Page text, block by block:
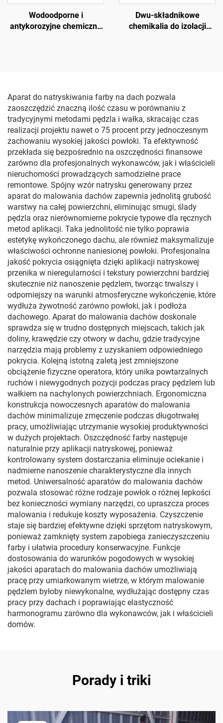
Wodoodporne i
antykorozyjne chemiczne
Dwu-składnikowe
chemikalia do izolacji
Aparat do natryskiwania farby na dach pozwala
zaoszczędzić znaczną ilość czasu w porównaniu z
tradycyjnymi metodami pędzla i wałka, skracając czas
realizacji projektu nawet o 75 procent przy jednoczesnym
zachowaniu wysokiej jakości powłoki. Ta efektywność
przekłada się bezpośrednio na oszczędności finansowe
zarówno dla profesjonalnych wykonawców, jak i właścicieli
nieruchomości prowadzących samodzielne prace
remontowe. Spójny wzór natrysku generowany przez
aparat do malowania dachów zapewnia jednolitą grubość
warstwy na całej powierzchni, eliminując smugi, ślady
pędzla oraz nierównomierne pokrycie typowe dla ręcznych
metod aplikacji. Taka jednolitość nie tylko poprawia
estetykę wykończonego dachu, ale również maksymalizuje
właściwości ochronne naniesionej powłoki. Profesjonalna
jakość pokrycia osiągnięta dzięki aplikacji natryskowej
przenika w nieregularności i tekstury powierzchni bardziej
skutecznie niż nanoszenie pędzlem, tworząc trwalszy i
odporniejszy na warunki atmosferyczne wykończenie, które
wydłuża żywotność zarówno powłoki, jak i podłoża
dachowego. Aparat do malowania dachów doskonale
sprawdza się w trudno dostępnych miejscach, takich jak
doliny, krawędzie czy otwory w dachu, gdzie tradycyjne
narzędzia mają problemy z uzyskaniem odpowiedniego
pokrycia. Kolejną istotną zaletą jest zmniejszone
obciążenie fizyczne operatora, który unika powtarzalnych
ruchów i niewygodnych pozycji podczas pracy pędzlem lub
wałkiem na nachylonych powierzchniach. Ergonomiczna
konstrukcja nowoczesnych aparatów do malowania
dachów minimalizuje zmęczenie podczas długotrwałej
pracy, umożliwiając utrzymanie wysokiej produktywności
w dużych projektach. Oszczędność farby następuje
naturalnie przy aplikacji natryskowej, ponieważ
kontrolowany system dostarczania eliminuje ociekanie i
nadmierne nanoszenie charakterystyczne dla innych
metod. Uniwersalność aparatów do malowania dachów
pozwala stosować różne rodzaje powłok o różnej lepkości
bez konieczności wymiany narzędzi, co upraszcza proces
malowania i redukuje koszty wyposażenia. Czyszczenie
staje się bardziej efektywne dzięki sprzętom natryskowym,
ponieważ zamknięty system zapobiega zanieczyszczeniu
farby i ułatwia procedury konserwacyjne. Funkcje
dostosowania do warunków pogodowych w wysokiej
jakości aparatach do malowania dachów umożliwiają
pracę przy umiarkowanym wietrze, w którym malowanie
pędzlem byłoby niewykonalne, wydłużając dostępny czas
pracy przy dachach i poprawiając elastyczność
harmonogramu zarówno dla wykonawców, jak i właścicieli
domów.
Porady i triki